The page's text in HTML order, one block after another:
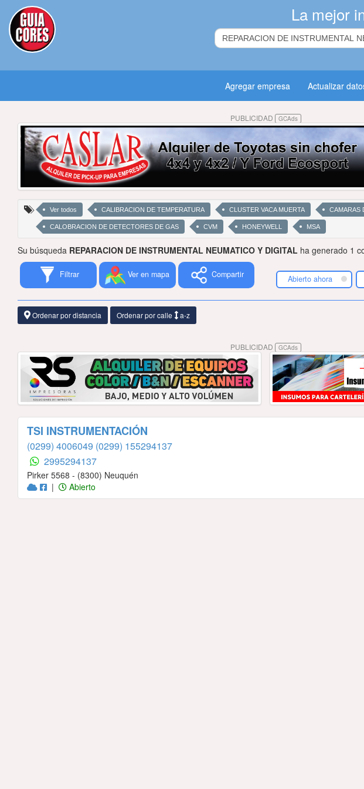
La mejor
Agregar empresa Actualizar
PUBLICIDAD GCAds
Ver todos CALIBRACION DE TEMPERATURA CLUSTER VACA MUERTA CAMARAS
CALOBRACION DE DETECTORES DE GAS CVM HONEYWELL MSA
Su búsqueda REPARACION DE INSTRUMENTAL NEUMATICO Y DIGITAL ha generado 1
Filtrar Ver en mapa Compartir Abierto ahora
Ordenar por distancia Ordenar por calle a-z
PUBLICIDAD GCAds
TSI INSTRUMENTACIÓN
(0299) 4006049 (0299) 155294137
2995294137
Pirker 5568 - (8300) Neuquén
|
Abierto